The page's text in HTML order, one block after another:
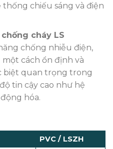
chiếu sáng và điện
chống cháy LS
chống nhiễu điện,
cách ổn định và
biệt quan trọng trong
tin cậy cao như hệ
hóa.
PVC / LSZH